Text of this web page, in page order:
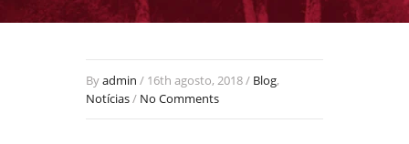
Byadmin / 16th agosto, 2018 / Blog,
Notícias/ No Comments